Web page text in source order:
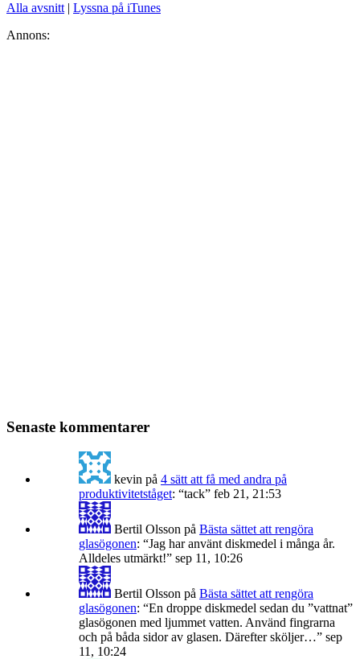
Alla avsnitt | Lyssna på iTunes
Annons:
Senaste kommentarer
kevin på 4 sätt att få med andra på
produktivitetståget: “tack” feb 21, 21:53
Bertil Olsson på Bästa sättet att rengöra
glasögonen: “Jag har använt diskmedel i många år.
Alldeles utmärkt!” sep 11, 10:26
Bertil Olsson på Bästa sättet att rengöra
glasögonen: “En droppe diskmedel sedan du ”vattnat”
glasögonen med ljummet vatten. Använd fingrarna
och på båda sidor av glasen. Därefter sköljer…” sep
11, 10:24